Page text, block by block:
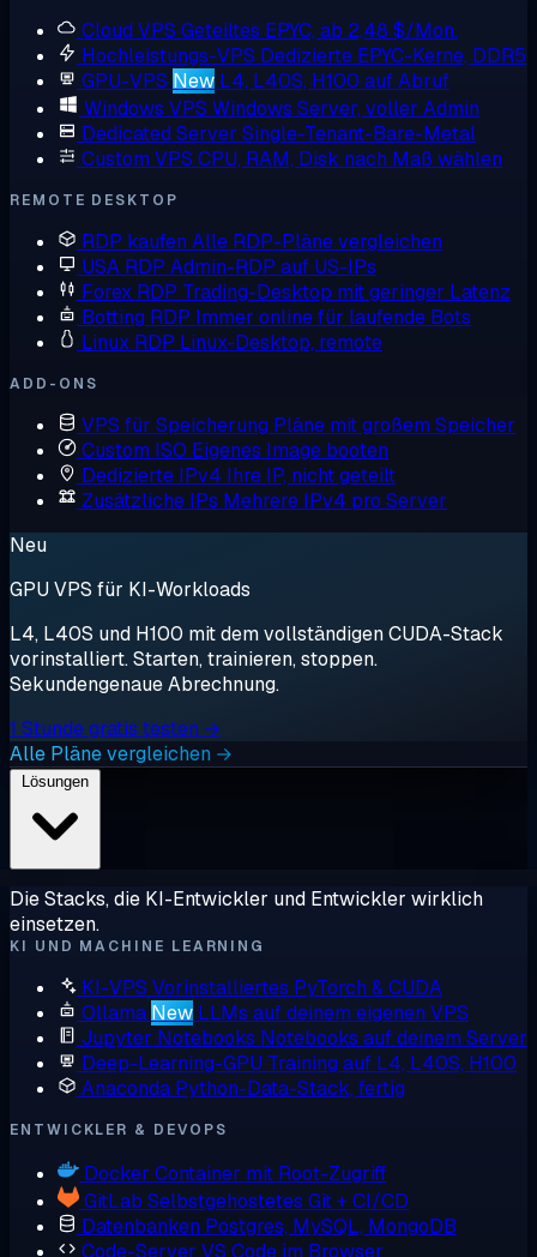
Cloud VPS Geteiltes EPYC, ab 2,48 $/Mon.
Hochleistungs-VPS Dedizierte EPYC-Kerne, DDR5
GPU-VPS New L4, L40S, H100 auf Abruf
Windows VPS Windows Server, voller Admin
Dedicated Server Single-Tenant-Bare-Metal
Custom VPS CPU, RAM, Disk nach Maß wählen
REMOTE DESKTOP
RDP kaufen Alle RDP-Pläne vergleichen
USA RDP Admin-RDP auf US-IPs
Forex RDP Trading-Desktop mit geringer Latenz
Botting RDP Immer online für laufende Bots
Linux RDP Linux-Desktop, remote
ADD-ONS
VPS für Speicherung Pläne mit großem Speicher
Custom ISO Eigenes Image booten
Dedizierte IPv4 Ihre IP, nicht geteilt
Zusätzliche IPs Mehrere IPv4 pro Server
Neu
GPU VPS für KI-Workloads
L4, L40S und H100 mit dem vollständigen CUDA-Stack
vorinstalliert. Starten, trainieren, stoppen.
Sekundengenaue Abrechnung.
1 Stunde gratis testen →
Alle Pläne vergleichen →
Die Stacks, die KI-Entwickler und Entwickler wirklich
einsetzen.
KI UND MACHINE LEARNING
KI-VPS Vorinstalliertes PyTorch & CUDA
Ollama New LLMs auf deinem eigenen VPS
Jupyter Notebooks Notebooks auf deinem Server
Deep-Learning-GPU Training auf L4, L40S, H100
Anaconda Python-Data-Stack, fertig
ENTWICKLER & DEVOPS
Docker Container mit Root-Zugriff
GitLab Selbstgehostetes Git + CI/CD
Datenbanken Postgres, MySQL, MongoDB
Code-Server VS Code im Browser